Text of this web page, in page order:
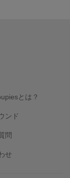
とは？
ンド
問
せ